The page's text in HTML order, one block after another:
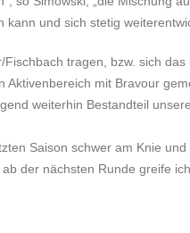
und sich stetig
tragen, bzw. sich das
Aktivenbereich mit Bravour
weiterhin Bestandteil
Saison schwer am Knie und
der nächsten Runde greife ich